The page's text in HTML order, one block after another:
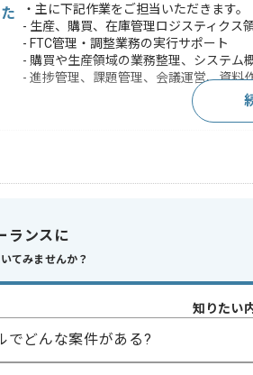
・主に下記作業をご担当いただきます。
- 生産、購買、在庫管理ロジスティクス
- FTC管理・調整業務の実行サポート
- 購買や生産領域の業務整理、システム
- 進捗管理、課題管理、会議運営、資料
・ロジスティクス領域の業務プロセスへ
・コンサル経験
・ビジネスレベルの英語力
・ロジスティクス領域における業務改革
・グローバル案件での経験
・製造業プロセス設計の経験
・移行支援の経験
ランスに
てみませんか？
知りたい
でどんな案件がある?